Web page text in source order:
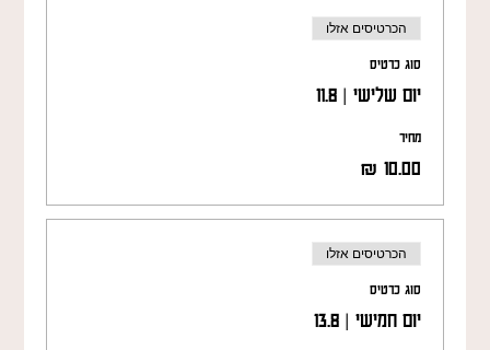
הכרטיסים אזלו
סוג כרטיס
יום שלישי | 11.8
מחיר
הכרטיסים אזלו
סוג כרטיס
יום חמישי | 13.8